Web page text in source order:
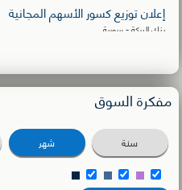
إعلان توزيع كسور الأسهم المجانية
بنك البركة - سورية
البيانات المالية نصف السنوية 2026
الشركة الأهلية للنقل
2026-08-03
دعوة للترشح لعضوية مجلس الإدارة
بنك سورية والمهجر
2026-08-02
مفكرة السوق
سنة شهر